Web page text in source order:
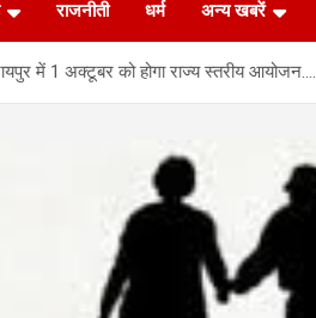
राजनीती धर्म अन्य खबरें
में 1 अक्टूबर को होगा राज्य स्तरीय आयोजन….